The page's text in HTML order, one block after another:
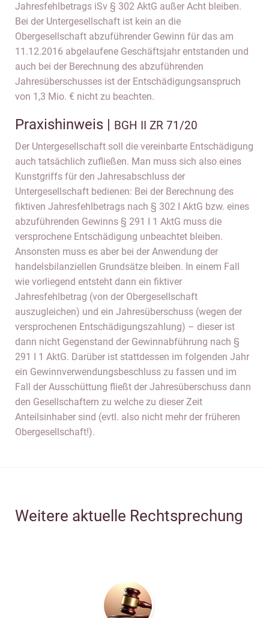
Jahresfehlbetrags iSv § 302 AktG außer Acht bleiben.
Bei der Untergesellschaft ist kein an die
Obergesellschaft abzuführender Gewinn für das am
11.12.2016 abgelaufene Geschäftsjahr entstanden und
auch bei der Berechnung des abzuführenden
Jahresüberschusses ist der Entschädigungsanspruch
von 1,3 Mio. € nicht zu beachten.
Praxishinweis | BGH II ZR 71/20
Der Untergesellschaft soll die vereinbarte Entschädigung
auch tatsächlich zufließen. Man muss sich also eines
Kunstgriffs für den Jahresabschluss der
Untergesellschaft bedienen: Bei der Berechnung des
fiktiven Jahresfehlbetrags nach § 302 I AktG bzw. eines
abzuführenden Gewinns § 291 I 1 AktG muss die
versprochene Entschädigung unbeachtet bleiben.
Ansonsten muss es aber bei der Anwendung der
handelsbilanziellen Grundsätze bleiben. In einem Fall
wie vorliegend entsteht dann ein fiktiver
Jahresfehlbetrag (von der Obergesellschaft
auszugleichen) und ein Jahresüberschuss (wegen der
versprochenen Entschädigungszahlung) – dieser ist
dann nicht Gegenstand der Gewinnabführung nach §
291 I 1 AktG. Darüber ist stattdessen im folgenden Jahr
ein Gewinnverwendungsbeschluss zu fassen und im
Fall der Ausschüttung fließt der Jahresüberschuss dann
den Gesellschaftern zu welche zu dieser Zeit
Anteilsinhaber sind (evtl. also nicht mehr der früheren
Obergesellschaft!).
Weitere aktuelle Rechtsprechung